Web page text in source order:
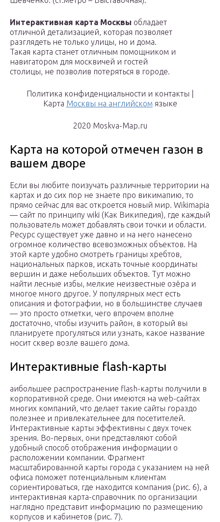
Интерактивная карта Москвы обладает
отличной детализацией, которая позволяет
разглядеть не только улицы, но и дома.
Такая карта станет отличным помощником и
навигатором для москвичей и гостей
столицы, не позволив потеряться в городе.
Политика конфиденциальности и контакты |
Карта Москвы на английском языке
2020 Moskva-Map.ru
Карта на которой отмечен газон в
вашем дворе
Если вы любите поизучать различные территории на
картах и до сих пор не знаете про викимапию, то
прямо сейчас для вас откроется новый мир. Wikimapia
— сайт по принципу wiki (Как Википедия), где каждый
пользователь может добавлять свои точки и области.
Ресурс существует уже давно и на него нанесено
огромное количество всевозможных объектов. На
этой карте удобно смотреть границы хребтов,
национальных парков, искать точные координаты
вершин и даже небольших объектов. Тут можно
найти лесные избы, мелкие неизвестные озёра и
многое много другое. У популярных мест есть
описания и фотографии, но в большинстве случаев
— это просто отметки, чего впрочем вполне
достаточно, чтобы изучить район, в который вы
планируете прогуляться или узнать, какое название
носит сквер возле вашего дома.
Интерактивные flash-карты
аибольшее распространение flash-карты получили в
корпоративной среде. Они имеются на web-сайтах
многих компаний, что делает такие сайты гораздо
полезнее и привлекательнее для посетителей.
Интерактивные карты эффективны с двух точек
зрения. Во-первых, они представляют собой
удобный способ отображения информации о
расположении компании. Фрагмент
масштабированной карты города с указанием на ней
офиса поможет потенциальным клиентам
сориентироваться, где находится компания (рис. 6), а
интерактивная карта-справочник по организации
наглядно представит информацию по размещению
корпусов и кабинетов (рис. 7).